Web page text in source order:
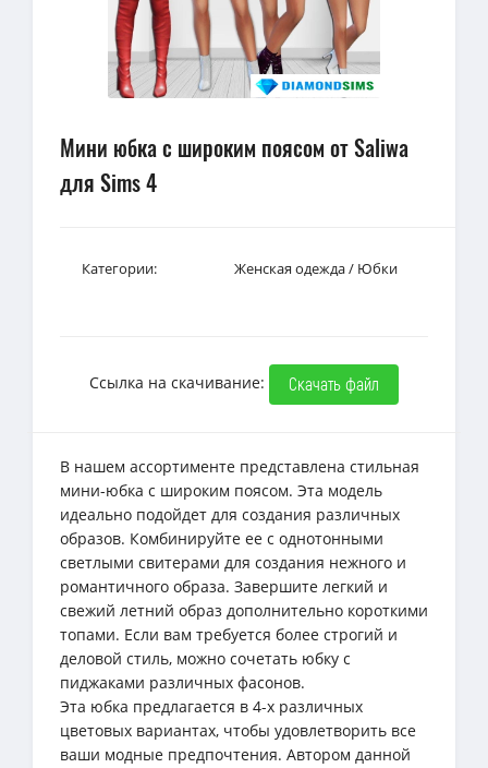
Мини юбка с широким поясом от Saliwa
для Sims 4
Категории: Женская одежда/ Юбки
Ссылка на скачивание: Скачать файл
В нашем ассортименте представлена стильная
мини-юбка с широким поясом. Эта модель
идеально подойдет для создания различных
образов. Комбинируйте ее с однотонными
светлыми свитерами для создания нежного и
романтичного образа. Завершите легкий и
свежий летний образ дополнительно короткими
топами. Если вам требуется более строгий и
деловой стиль, можно сочетать юбку с
пиджаками различных фасонов.
Эта юбка предлагается в 4-х различных
цветовых вариантах, чтобы удовлетворить все
ваши модные предпочтения. Автором данной